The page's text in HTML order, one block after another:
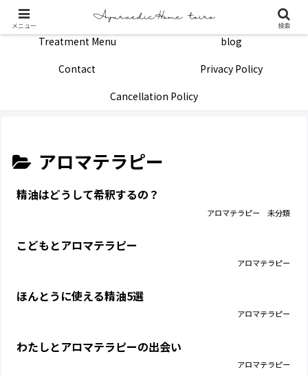
Treatment Menu
blog
Contact
Privacy Policy
Cancellation Policy
アロマテラピー
精油はどうして希釈するの？
アロマテラピー 未分類
こどもとアロマテラピー
アロマテラピー
ほんとうに使える精油5選
アロマテラピー
わたしとアロマテラピーの出会い
アロマテラピー
メニュー 検索